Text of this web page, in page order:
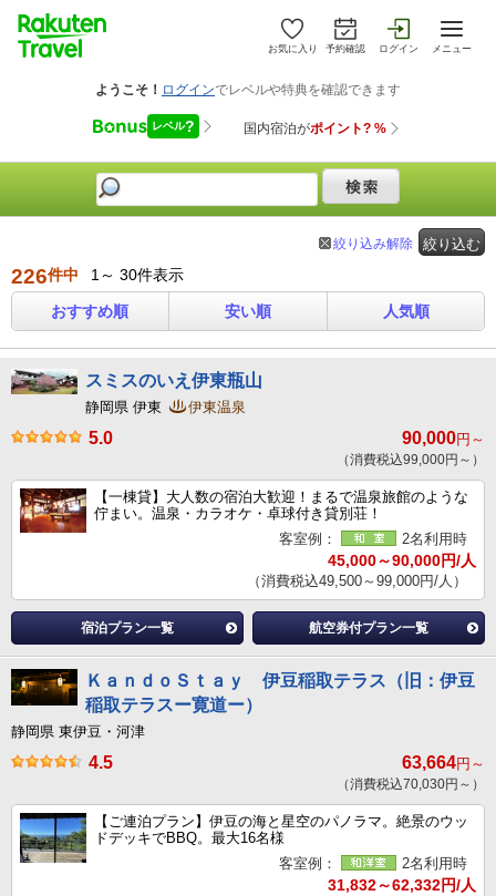
お気に入り 予約確認 ログイン メニュー
絞り込む
絞り込み解除
226件中 1～ 30件表示
おすすめ順 安い順 人気順
スミスのいえ伊東瓶山
静岡県 伊東 伊東温泉
5.0 90,000円～
（消費税込99,000円～）
【一棟貸】大人数の宿泊大歓迎！まるで温泉旅館のような
佇まい。温泉・カラオケ・卓球付き貸別荘！
客室例：
2名利用時
45,000～90,000円/人
（消費税込49,500～99,000円/人）
宿泊プラン一覧 航空券付プラン一覧
ＫａｎｄｏＳｔａｙ 伊豆稲取テラス（旧：伊豆
稲取テラスー寛道ー）
静岡県 東伊豆・河津
4.5 63,664円～
（消費税込70,030円～）
【ご連泊プラン】伊豆の海と星空のパノラマ。絶景のウッ
ドデッキでBBQ。最大16名様
客室例：
2名利用時
31,832～62,332円/人